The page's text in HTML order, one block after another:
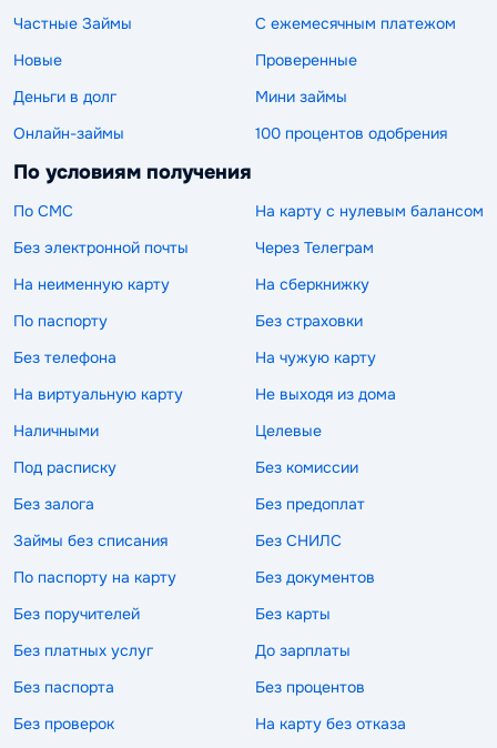
Частные Займы
С ежемесячным платежом
Новые
Проверенные
Деньги в долг
Мини займы
Онлайн-займы
100 процентов одобрения
По условиям получения
По СМС
На карту с нулевым балансом
Без электронной почты
Через Телеграм
На неименную карту
На сберкнижку
По паспорту
Без страховки
Без телефона
На чужую карту
На виртуальную карту
Не выходя из дома
Наличными
Целевые
Под расписку
Без комиссии
Без залога
Без предоплат
Займы без списания
Без СНИЛС
По паспорту на карту
Без документов
Без поручителей
Без карты
Без платных услуг
До зарплаты
Без паспорта
Без процентов
Без проверок
На карту без отказа